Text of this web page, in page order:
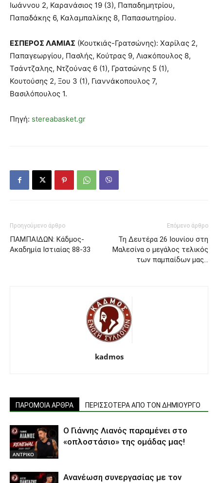
Ιωάννου 2, Καρανάσιος 19 (3), Παπαδημητρίου,
Παπαδάκης 6, Καλαμπαλίκης 8, Παπασωτηρίου.
ΕΣΠΕΡΟΣ ΛΑΜΙΑΣ (Κουτκιάς-Γρατσώνης): Χαρίλας 2,
Παπαγεωργίου, Πασλής, Κούτρας 9, Λιακόπουλος 8,
Τσάντζαλης, Ντζούνας 6 (1), Γρατσώνης 5 (1),
Κουτούσης 2, Ξου 3 (1), Γιαννάκοπουλος 7,
Βασιλόπουλος 1.
Πηγή: stereabasket.gr
Προηγούμενο άρθρο
ΠΑΜΠΑΙΔΩΝ: Κάδμος-
Ακαδημία Ιστιαίας 88-33
Επόμενο άρθρο
Τη Δευτέρα 26 Ιουνίου στη
Μαλεσίνα o μεγάλος τελικός
των παμπαίδων μας…
kadmos
ΠΑΡΟΜΟΙΑ ΑΡΘΡΑ ΠΕΡΙΣΣΟΤΕΡΑ ΑΠΟ ΤΟΝ ΔΗΜΙΟΥΡΓΟ
ΑΝTΡΙΚΟ
Ο Γιάννης Λιανός παραμένει στο
«οπλοστάσιο» της ομάδας μας!
Ανανέωση συνεργασίας με τον